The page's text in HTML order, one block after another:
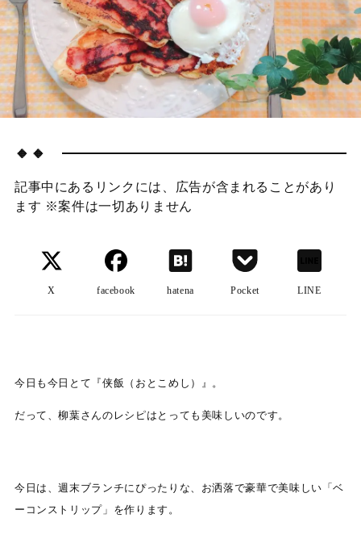
🔸🔸
記事中にあるリンクには、広告が含まれることがあり
ます ※案件は一切ありません
X facebook hatena Pocket LINE
今日も今日とて『侠飯（おとこめし）』。
だって、柳葉さんのレシピはとっても美味しいのです。
今日は、週末ブランチにぴったりな、お洒落で豪華で美味しい「ベ
ーコンストリップ」を作ります。